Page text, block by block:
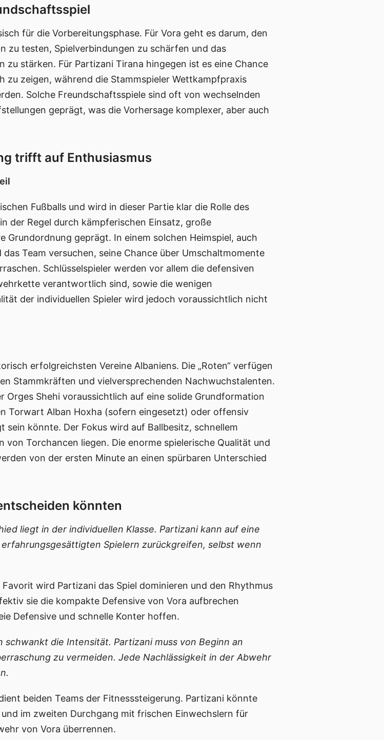
für die Vorbereitungsphase. Für Vora geht es darum, den
zu testen, Spielverbindungen zu schärfen und das
zu stärken. Für Partizani Tirana hingegen ist es eine Chance
zu zeigen, während die Stammspieler Wettkampfpraxis
Solche Freundschaftsspiele sind oft von wechselnden
geprägt, was die Vorhersage komplexer, aber auch
trifft auf Enthusiasmus
Fußballs und wird in dieser Partie klar die Rolle des
der Regel durch kämpferischen Einsatz, große
geprägt. In einem solchen Heimspiel, auch
Team versuchen, seine Chance über Umschaltmomente
Schlüsselspieler werden vor allem die defensiven
verantwortlich sind, sowie die wenigen
der individuellen Spieler wird jedoch voraussichtlich nicht
erfolgreichsten Vereine Albaniens. Die „Roten“ verfügen
Stammkräften und vielversprechenden Nachwuchstalenten.
Orges Shehi voraussichtlich auf eine solide Grundformation
Torwart Alban Hoxha (sofern eingesetzt) oder offensiv
sein könnte. Der Fokus wird auf Ballbesitz, schnellem
Torchancen liegen. Die enorme spielerische Qualität und
von der ersten Minute an einen spürbaren Unterschied
könnten
liegt in der individuellen Klasse. Partizani kann auf eine
Spielern zurückgreifen, selbst wenn
Favorit wird Partizani das Spiel dominieren und den Rhythmus
sie die kompakte Defensive von Vora aufbrechen
Defensive und schnelle Konter hoffen.
schwankt die Intensität. Partizani muss von Beginn an
zu vermeiden. Jede Nachlässigkeit in der Abwehr
beiden Teams der Fitnesssteigerung. Partizani könnte
im zweiten Durchgang mit frischen Einwechslern für
von Vora überrennen.